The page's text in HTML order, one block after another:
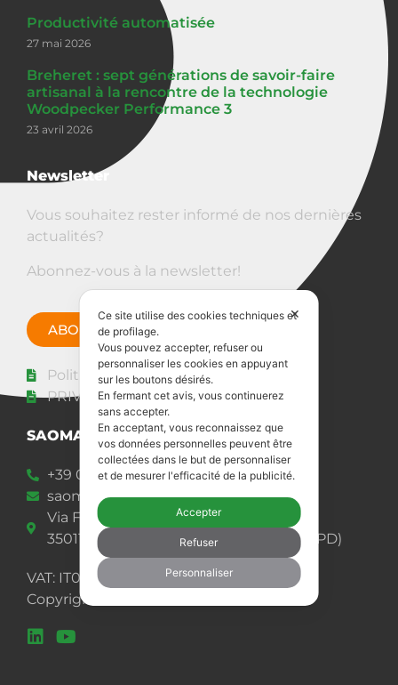
Productivité automatisée
27 mai 2026
Breheret : sept générations de savoir-faire
artisanal à la rencontre de la technologie
Woodpecker Performance 3
23 avril 2026
Newsletter
Vous souhaitez rester informé de nos dernières
actualités?
Abonnez-vous à la newsletter!
ABONNEZ-VOUS MAINTENANT
Politique de cookies
PRIVACY POLICY
SAOMAD 2 s.r.l.
+39 049 92 00 977
saomad@saomad.com
Via Frattina, 58
35011 Reschigliano di Campodarsego (PD)
VAT: IT02433840283
Copyright 2026
✕
Ce site utilise des cookies techniques et
de profilage.
Vous pouvez accepter, refuser ou
personnaliser les cookies en appuyant
sur les boutons désirés.
En fermant cet avis, vous continuerez
sans accepter.
En acceptant, vous reconnaissez que
vos données personnelles peuvent être
collectées dans le but de personnaliser
et de mesurer l'efficacité de la publicité.
Accepter
Refuser
Personnaliser